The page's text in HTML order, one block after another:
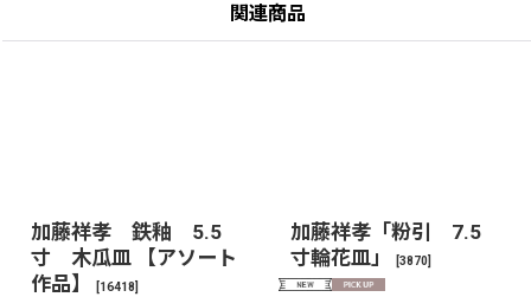
関連商品
加藤祥孝 鉄釉 5.5
寸 木瓜皿 【アソート
作品】
[16418]
加藤祥孝「粉引 7.5
寸輪花皿」
[3870]